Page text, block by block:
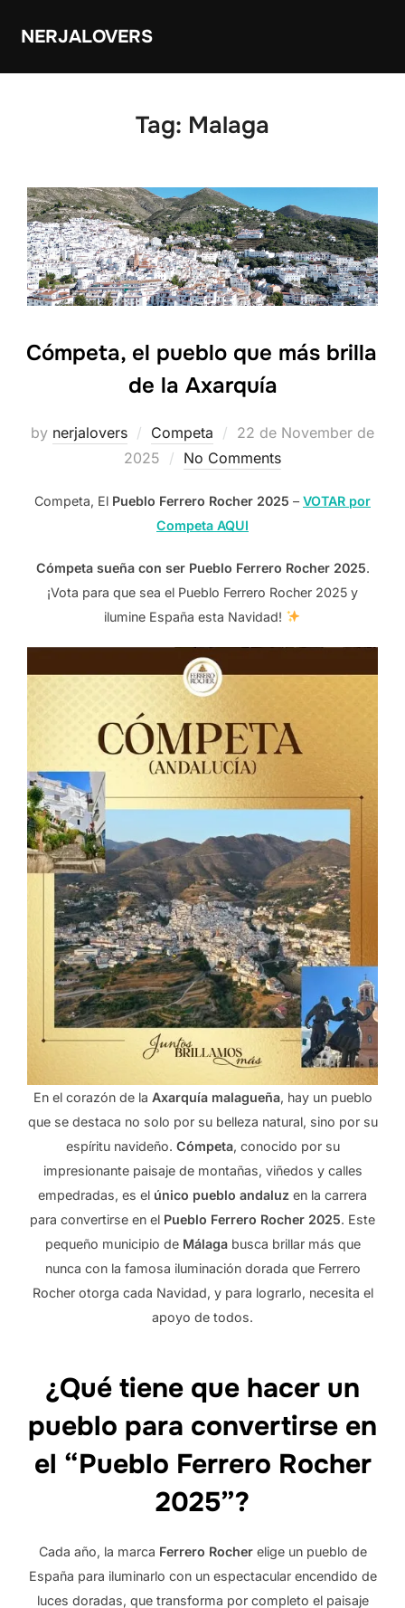
NERJALOVERS
Tag: Malaga
Cómpeta, el pueblo que más brilla
de la Axarquía
by nerjalovers Competa
Posted
on
22 de November de
2025
No Comments
Competa, El Pueblo Ferrero Rocher 2025 –VOTAR por
Competa AQUI
Cómpeta sueña con ser Pueblo Ferrero Rocher 2025.
¡Vota para que sea el Pueblo Ferrero Rocher 2025 y
ilumine España esta Navidad!
En el corazón de la Axarquía malagueña, hay un pueblo
que se destaca no solo por su belleza natural, sino por su
espíritu navideño. Cómpeta, conocido por su
impresionante paisaje de montañas, viñedos y calles
empedradas, es el único pueblo andaluz en la carrera
para convertirse en el Pueblo Ferrero Rocher 2025. Este
pequeño municipio de Málagabusca brillar más que
nunca con la famosa iluminación dorada que Ferrero
Rocher otorga cada Navidad, y para lograrlo, necesita el
apoyo de todos.
¿Qué tiene que hacer un
pueblo para convertirse en
el “Pueblo Ferrero Rocher
2025”?
Cada año, la marca Ferrero Rocherelige un pueblo de
España para iluminarlo con un espectacular encendido de
luces doradas, que transforma por completo el paisaje